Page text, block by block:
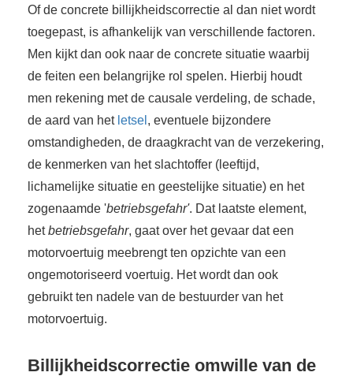
Of de concrete billijkheidscorrectie al dan niet wordt
toegepast, is afhankelijk van verschillende factoren.
Men kijkt dan ook naar de concrete situatie waarbij
de feiten een belangrijke rol spelen. Hierbij houdt
men rekening met de causale verdeling, de schade,
de aard van het letsel , eventuele bijzondere
omstandigheden, de draagkracht van de verzekering,
de kenmerken van het slachtoffer (leeftijd,
lichamelijke situatie en geestelijke situatie) en het
zogenaamde 'betriebsgefahr'. Dat laatste element,
hetbetriebsgefahr, gaat over het gevaar dat een
motorvoertuig meebrengt ten opzichte van een
ongemotoriseerd voertuig. Het wordt dan ook
gebruikt ten nadele van de bestuurder van het
motorvoertuig.
Billijkheidscorrectie omwille van de